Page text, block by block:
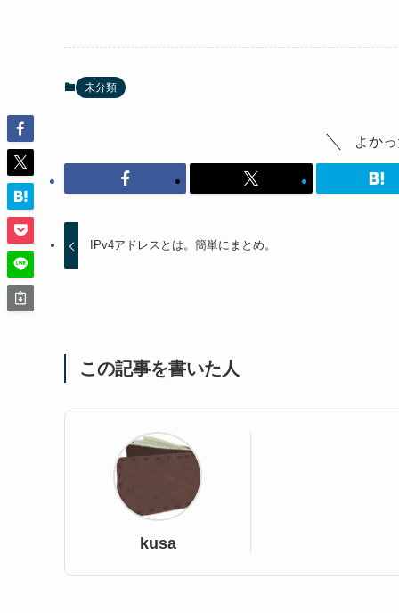
未分類
よか
IPv4アドレスとは。簡単にまとめ。
この記事を書いた人
kusa